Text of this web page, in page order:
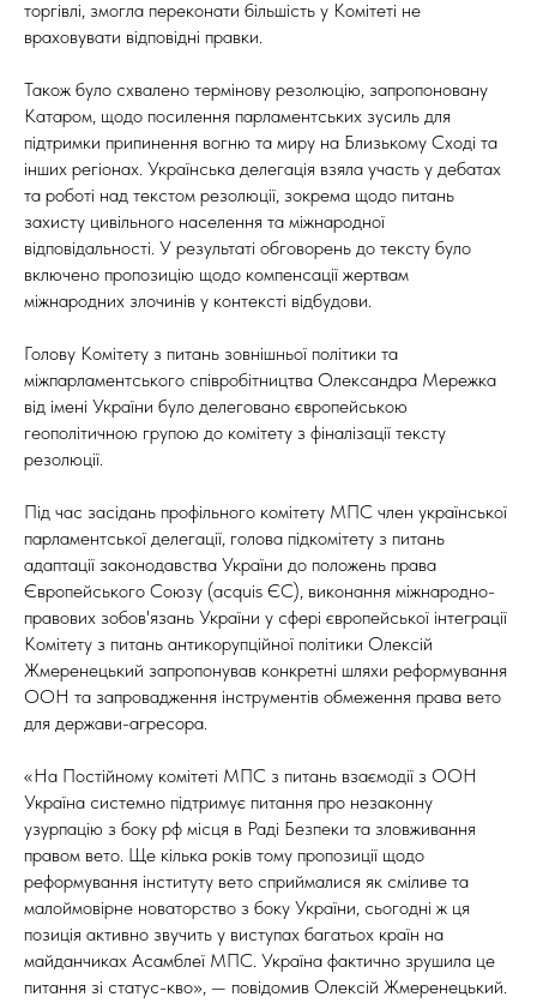
торгівлі, змогла переконати більшість у Комітеті не
враховувати відповідні правки.
Також було схвалено термінову резолюцію, запропоновану
Катаром, щодо посилення парламентських зусиль для
підтримки припинення вогню та миру на Близькому Сході та
інших регіонах. Українська делегація взяла участь у дебатах
та роботі над текстом резолюції, зокрема щодо питань
захисту цивільного населення та міжнародної
відповідальності. У результаті обговорень до тексту було
включено пропозицію щодо компенсації жертвам
міжнародних злочинів у контексті відбудови.
Голову Комітету з питань зовнішньої політики та
міжпарламентського співробітництва Олександра Мережка
від імені України було делеговано європейською
геополітичною групою до комітету з фіналізації тексту
резолюції.
Під час засідань профільного комітету МПС член української
парламентської делегації, голова підкомітету з питань
адаптації законодавства України до положень права
Європейського Союзу (acquis ЄС), виконання міжнародно-
правових зобов'язань України у сфері європейської інтеграції
Комітету з питань антикорупційної політики Олексій
Жмеренецький запропонував конкретні шляхи реформування
ООН та запровадження інструментів обмеження права вето
для держави-агресора.
«На Постійному комітеті МПС з питань взаємодії з ООН
Україна системно підтримує питання про незаконну
узурпацію з боку рф місця в Раді Безпеки та зловживання
правом вето. Ще кілька років тому пропозиції щодо
реформування інституту вето сприймалися як сміливе та
малоймовірне новаторство з боку України, сьогодні ж ця
позиція активно звучить у виступах багатьох країн на
майданчиках Асамблеї МПС. Україна фактично зрушила це
питання зі статус-кво», — повідомив Олексій Жмеренецький.